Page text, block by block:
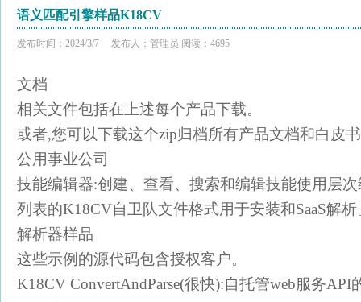
语义匹配引擎样品K18CV
发布时间：2024/3/7 发布人：管理员 阅读：4695
文档
相关文件包括在上述每个产品下载。
或者,您可以下载这个zip归档所有产品文档和白皮
公用事业公司
技能编辑器:创建、查看、搜索和编辑技能使用层
列表的K18CV自卫队文件格式用于安装和SaaS解析
解析器样品
这些示例的源代码包含授权客户。
K18CV ConvertAndParse(很快):自托管web服务API